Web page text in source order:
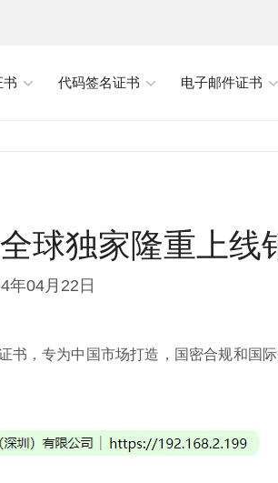
书 代码签名证书 电子邮件证书
球独家隆重上线
年04月22日
，专为中国市场打造，国密合规和国